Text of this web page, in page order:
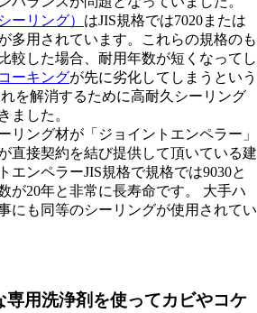
ーリング） はJIS規格では7020または
多用されています。これらの規格のも
較した場合、耐用年数が短くなってし
コーキングが先に劣化してしまうという
を解消するために高耐久シーリング
ました。
リング材が「ジョイントエンペラー」
直接契約を結び提供して頂いている建
エンペラーJIS規格で規格では9030と
が20年と非常に長寿命です。 大手ハ
にも同等のシーリングが使用されてい
専用洗浄剤を使ってカビやコケ